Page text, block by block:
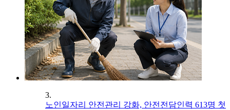
3.
노인일자리 안전관리 강화, 안전전담인력 613명 첫